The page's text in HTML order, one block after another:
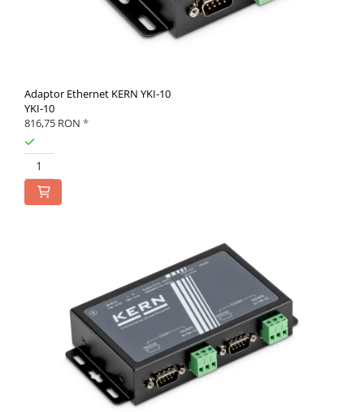
Adaptor Ethernet KERN YKI-10
YKI-10
816,75 RON *